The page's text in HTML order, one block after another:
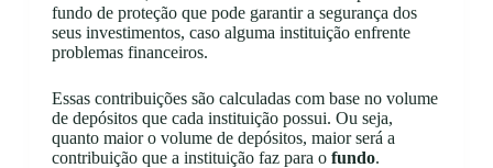
fundo de proteção que pode garantir a segurança dos
seus investimentos, caso alguma instituição enfrente
problemas financeiros.
Essas contribuições são calculadas com base no volume
de depósitos que cada instituição possui. Ou seja,
quanto maior o volume de depósitos, maior será a
contribuição que a instituição faz para o fundo.